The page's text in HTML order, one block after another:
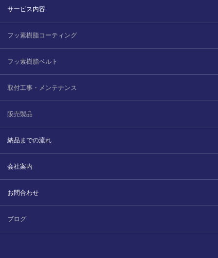
サービス内容
フッ素樹脂コーティング
フッ素樹脂ベルト
取付工事・メンテナンス
販売製品
納品までの流れ
会社案内
お問合わせ
ブログ